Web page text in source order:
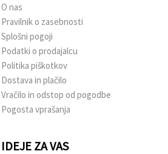
O nas
Pravilnik o zasebnosti
Splošni pogoji
Podatki o prodajalcu
Politika piškotkov
Dostava in plačilo
Vračilo in odstop od pogodbe
Pogosta vprašanja
IDEJE ZA VAS